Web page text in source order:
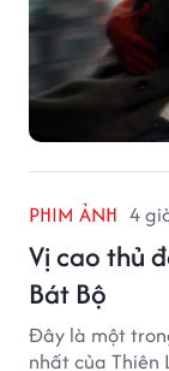
PHIM ẢNH 4
Vị cao thủ
Bát Bộ
Đây là một
nhất của Thiên